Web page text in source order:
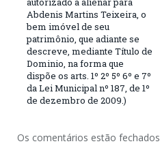
Abdenis Martins Teixeira, o
bem imóvel de seu
patrimônio, que adiante se
descreve, mediante Título de
Dominio, na forma que
dispõe os arts. 1º 2º 5º 6º e 7º
da Lei Municipal nº 187, de 1º
de dezembro de 2009.)
Os comentários estão